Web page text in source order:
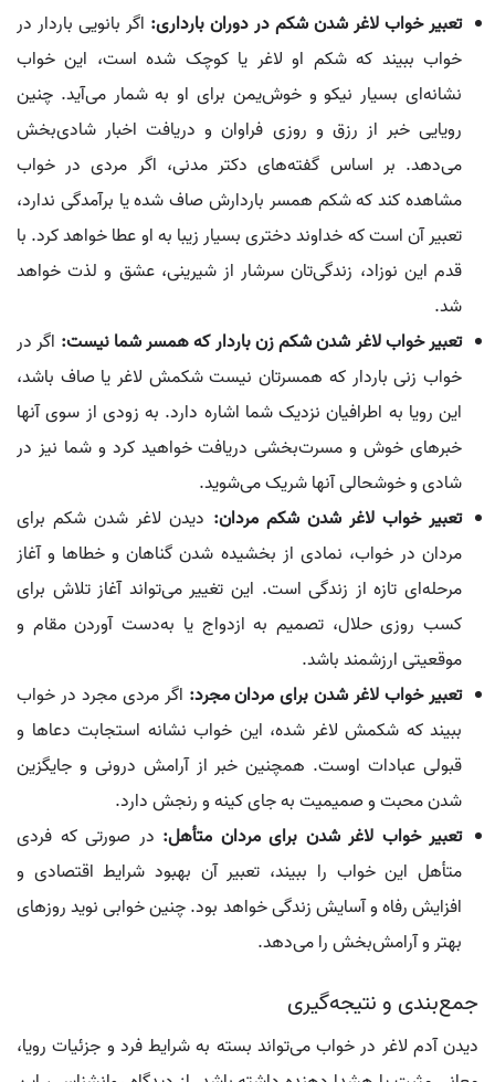
تعبیر خواب لاغر شدن شکم در دوران بارداری: اگر بانویی باردار در
خواب ببیند که شکم او لاغر یا کوچک شده است، این خواب
نشانه‌ای بسیار نیکو و خوش‌یمن برای او به شمار می‌آید. چنین
رویایی خبر از رزق و روزی فراوان و دریافت اخبار شادی‌بخش
می‌دهد. بر اساس گفته‌های دکتر مدنی، اگر مردی در خواب
مشاهده کند که شکم همسر باردارش صاف شده یا برآمدگی ندارد،
تعبیر آن است که خداوند دختری بسیار زیبا به او عطا خواهد کرد. با
قدم این نوزاد، زندگی‌تان سرشار از شیرینی، عشق و لذت خواهد
شد.
تعبیر خواب لاغر شدن شکم زن باردار که همسر شما نیست: اگر در
خواب زنی باردار که همسرتان نیست شکمش لاغر یا صاف باشد،
این رویا به اطرافیان نزدیک شما اشاره دارد. به زودی از سوی آنها
خبرهای خوش و مسرت‌بخشی دریافت خواهید کرد و شما نیز در
شادی و خوشحالی آنها شریک می‌شوید.
تعبیر خواب لاغر شدن شکم مردان: دیدن لاغر شدن شکم برای
مردان در خواب، نمادی از بخشیده شدن گناهان و خطاها و آغاز
مرحله‌ای تازه از زندگی است. این تغییر می‌تواند آغاز تلاش برای
کسب روزی حلال، تصمیم به ازدواج یا به‌دست آوردن مقام و
موقعیتی ارزشمند باشد.
تعبیر خواب لاغر شدن برای مردان مجرد: اگر مردی مجرد در خواب
ببیند که شکمش لاغر شده، این خواب نشانه استجابت دعاها و
قبولی عبادات اوست. همچنین خبر از آرامش درونی و جایگزین
شدن محبت و صمیمیت به جای کینه و رنجش دارد.
تعبیر خواب لاغر شدن برای مردان متأهل: در صورتی که فردی
متأهل این خواب را ببیند، تعبیر آن بهبود شرایط اقتصادی و
افزایش رفاه و آسایش زندگی خواهد بود. چنین خوابی نوید روزهای
بهتر و آرامش‌بخش را می‌دهد.
جمع‌بندی و نتیجه‌گیری
دیدن آدم لاغر در خواب می‌تواند بسته به شرایط فرد و جزئیات رویا،